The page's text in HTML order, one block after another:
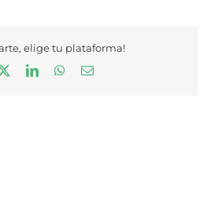
elige tu plataforma!
LinkedInWhatsApp
Correo